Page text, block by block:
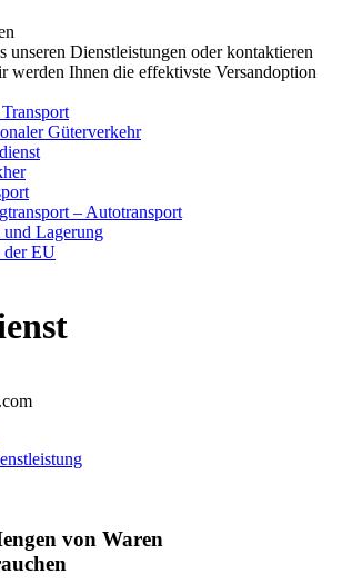
unseren Dienstleistungen oder kontaktieren
werden Ihnen die effektivste Versandoption
Güterverkehr
– Autotransport
Lagerung
der EU
von Waren